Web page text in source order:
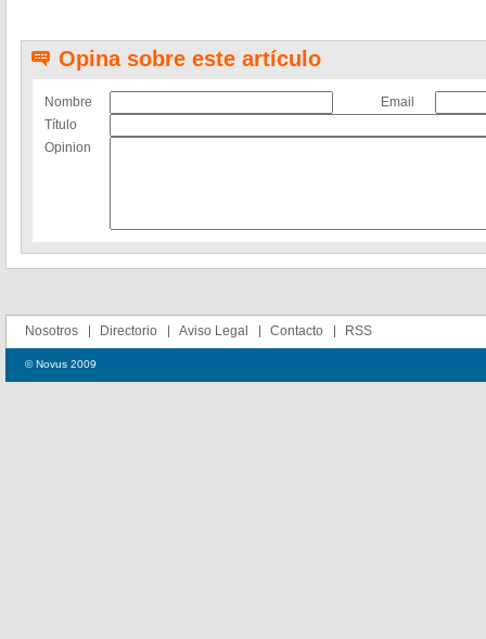
Opina sobre este artículo
Nombre
Email
Título
Opinion
Nosotros Directorio Aviso Legal Contacto RSS
© Novus 2009